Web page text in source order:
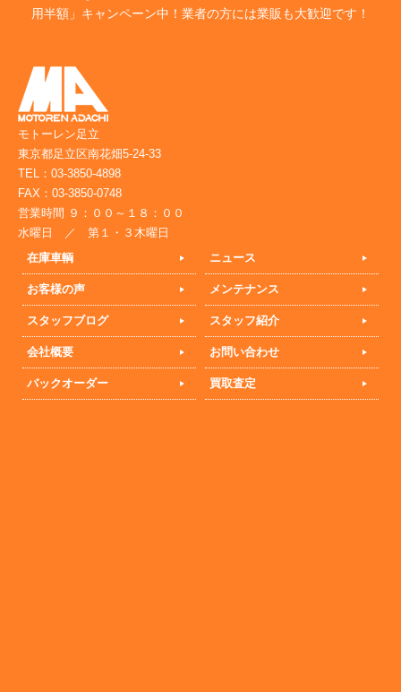
用半額」キャンペーン中！業者の方には業販も大歓迎です！
モトーレン足立
東京都足立区南花畑5-24-33
TEL：03-3850-4898
FAX：03-3850-0748
営業時間 ９：００～１８：００
水曜日 ／ 第１・３木曜日
在庫車輌
ニュース
お客様の声 メンテナンス
スタッフブログ スタッフ紹介
会社概要 お問い合わせ
バックオーダー 買取査定